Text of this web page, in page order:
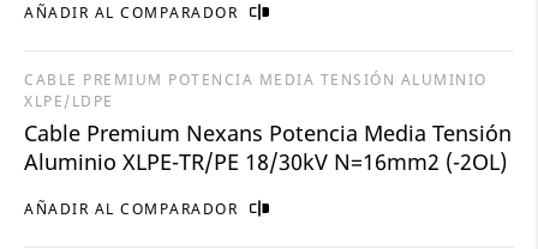
AÑADIR AL COMPARADOR
AÑADIR AL COMPARADOR
CABLE PREMIUM POTENCIA MEDIA TENSIÓN ALUMINIO
XLPE/LDPE
Cable Premium Nexans Potencia Media Tensión
Aluminio XLPE-TR/PE 18/30kV N=16mm2 (-2OL)